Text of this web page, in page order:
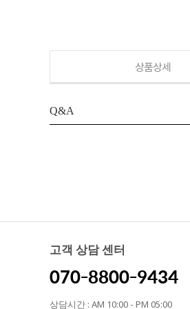
상품상세
Q&A
고객 상담 센터
070-8800-9434
상담시간 : AM 10:00 - PM 05:00